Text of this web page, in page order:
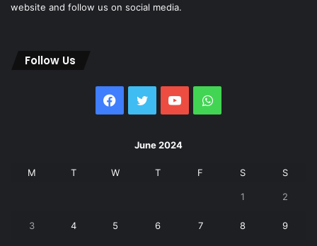
website and follow us on social media.
Follow Us
Facebook
Twitter YouTubeWhatsApp
June 2024
M T W T F S S
1 2
3 4 5 6 7 8 9